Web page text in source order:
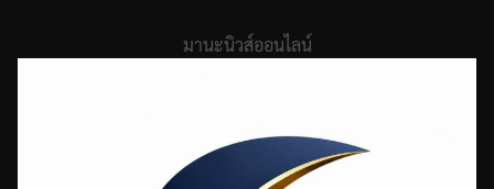
มานะนิวส์ออนไลน์